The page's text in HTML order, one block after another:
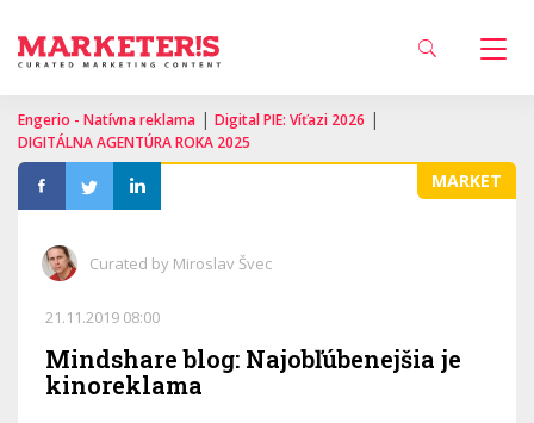
Engerio - Natívna reklama | Digital PIE: Víťazi 2026 |
DIGITÁLNA AGENTÚRA ROKA 2025
MARKET
Curated by Miroslav Švec
21.11.2019 08:00
Mindshare blog: Najobľúbenejšia je
kinoreklama